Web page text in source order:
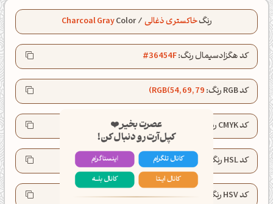
رنگخاکستری ذغالی/
Color
Charcoal Gray
کد هگزادسیمال رنگ:#36454F
کد RGB رنگ: RGB(54, 69, 79)
کد CMYK رنگ: CMYK(32,13,0,69)
کد HSL رنگ: HSL(204°, 19%, 26%)
کد HSV رنگ: HSV(204°, 32%, 31%)
عصرت بخیر❤️
کپل‌آرت رو دنبال کن!
کانال تلگرام
اینستاگرام
کانال ایــتا
کانال بلـــه